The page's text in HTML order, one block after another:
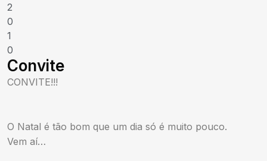
2
0
1
0
Convite
CONVITE!!!
O Natal é tão bom que um dia só é muito pouco.
Vem aí…